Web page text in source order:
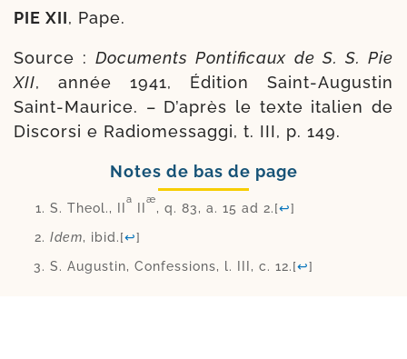
PIE XII, Pape.
Source :Documents Pontificaux de S. S. Pie
XII, année 1941, Édition Saint-​Augustin
Saint-​Maurice. – D’après le texte ita­lien de
Discorsi e Radiomessaggi, t. III, p. 149.
Notes de bas de page
S. Theol., II
a
II
æ
, q. 83, a. 15 ad 2.[↩]
Idem, ibid.[↩]
S. Augustin, Confessions, l. III, c. 12.[↩]